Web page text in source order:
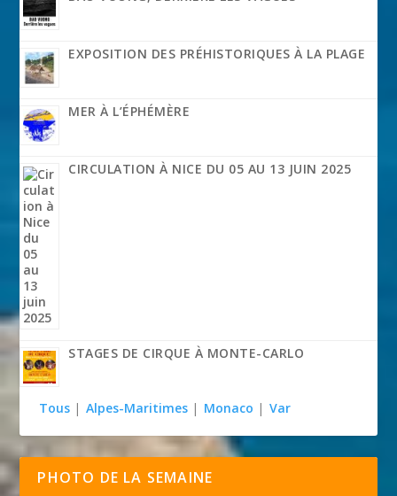
EXPOSITION DES PRÉHISTORIQUES À LA PLAGE
MER À L’ÉPHÉMÈRE
CIRCULATION À NICE DU 05 AU 13 JUIN 2025
STAGES DE CIRQUE À MONTE-CARLO
Tous | Alpes-Maritimes | Monaco | Var
PHOTO DE LA SEMAINE